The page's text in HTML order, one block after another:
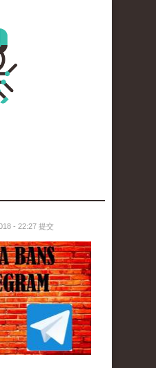
- 22:27 提交